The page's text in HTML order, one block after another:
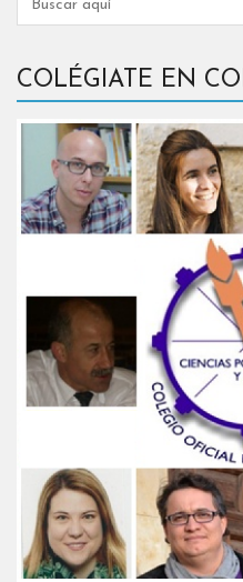
COLÉGIATE EN